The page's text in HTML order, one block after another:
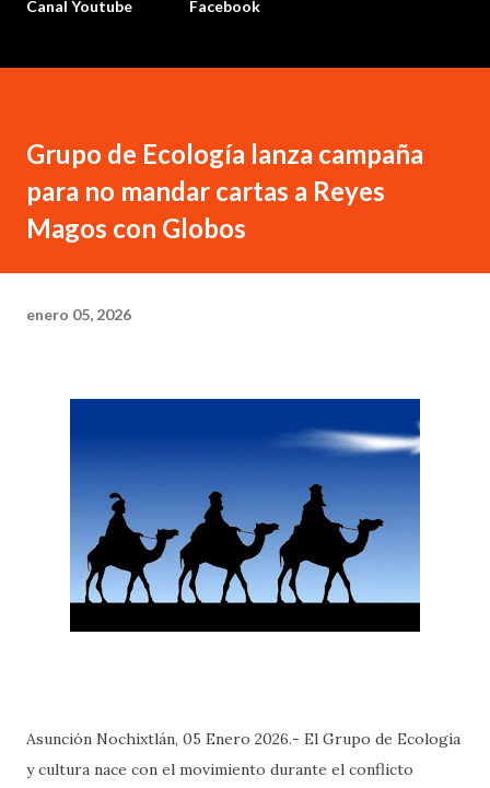
Canal Youtube
Facebook
Grupo de Ecología lanza campaña
para no mandar cartas a Reyes
Magos con Globos
enero 05, 2026
Asunción Nochixtlán, 05 Enero 2026.- El Grupo de Ecología
y cultura nace con el movimiento durante el conflicto